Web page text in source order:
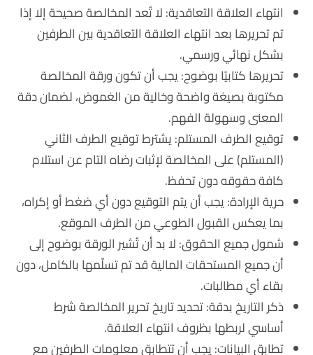
انتهاء العلاقة التعاقدية: لا تُعد المخالصة صحيحة إلا إذا
تم تحريرها بعد انتهاء العلاقة التعاقدية بين الطرفين
بشكل نهائي ورسمي.
تحريرها كتابيًا بوضوح: يجب أن تكون ورقة المخالصة
مكتوبة بصيغة واضحة وخالية من الغموض، لضمان دقة
المعنى وسهولة الفهم.
توقيع الطرف المستلم: يشترط توقيع الطرف الثاني
(المستلم) على المخالصة لإثبات رضاه التام عن استلام
كافة حقوقه دون تحفظ.
حرية الإرادة: يجب أن يتم التوقيع دون أي ضغط أو إكراه،
بما يعكس القبول الطوعي من الطرف الموقع.
شمول جميع الحقوق: لا بد أن تُشير الورقة بوضوح إلى
أن جميع المستحقات المالية قد تم تسلّمها بالكامل، دون
بقاء أي مطالبات.
ذكر التاريخ بدقة: تحديد تاريخ تحرير المخالصة شرط
أساسي لربطها بظروف انتهاء العلاقة.
تطابق البيانات: يجب أن تتطابق معلومات الطرفين مع